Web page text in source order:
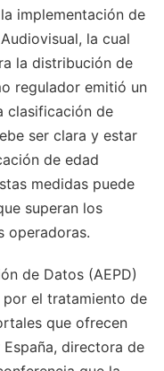
implementación de
la cual
la distribución de
regulador emitió un
clasificación de
ser clara y estar
de edad
medidas puede
superan los
operadoras.
de Datos (AEPD)
el tratamiento de
que ofrecen
directora de